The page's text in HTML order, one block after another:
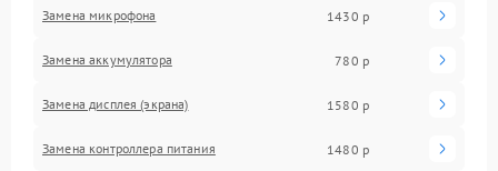
Замена микрофона 1430 р
Замена аккумулятора 780 р
Замена дисплея (экрана) 1580 р
Замена контроллера питания 1480 р